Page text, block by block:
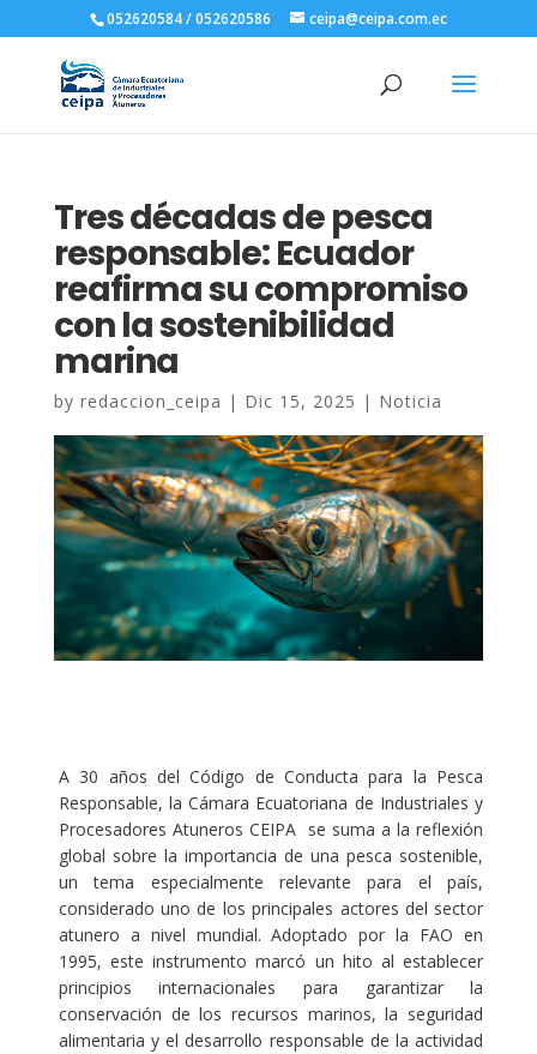
052620584 / 052620586 ceipa@ceipa.com.ec
Tres décadas de pesca
responsable: Ecuador
reafirma su compromiso
con la sostenibilidad
marina
by redaccion_ceipa | Dic 15, 2025 | Noticia
A 30 años del Código de Conducta para la Pesca
Responsable, la Cámara Ecuatoriana de Industriales y
Procesadores Atuneros CEIPA se suma a la reflexión
global sobre la importancia de una pesca sostenible,
un tema especialmente relevante para el país,
considerado uno de los principales actores del sector
atunero a nivel mundial. Adoptado por la FAO en
1995, este instrumento marcó un hito al establecer
principios internacionales para garantizar la
conservación de los recursos marinos, la seguridad
alimentaria y el desarrollo responsable de la actividad